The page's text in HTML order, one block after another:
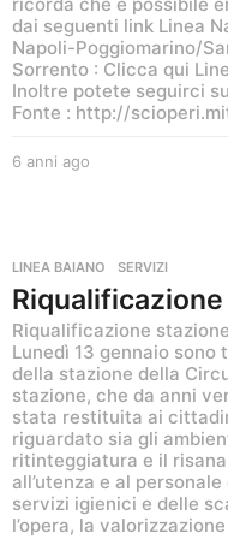
dai seguenti link Linea
Napoli-Poggiomarino/
Sorrento : Clicca qui
Inoltre potete seguirci
Fonte : http://
6 anni ago
a
g
LINEA BAIANO ,SERVIZI
Riqualificazione
Lunedì 13 gennaio
della stazione della
stazione, che da anni
stata restituita ai
riguardato sia gli
ritinteggiatura e il
all’utenza e al
servizi igienici e delle
l’opera, la